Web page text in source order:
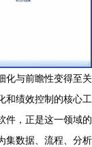
化与前瞻性变得至关
和绩效控制的核心工
件，正是这一领域的
集数据、流程、分析